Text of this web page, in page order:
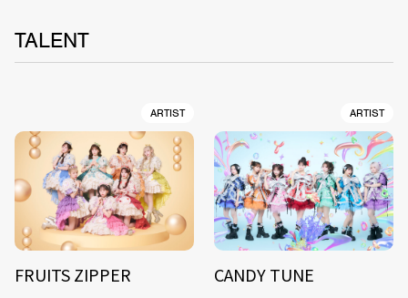
TALENT
ARTIST
FRUITS ZIPPER
ARTIST
CANDY TUNE